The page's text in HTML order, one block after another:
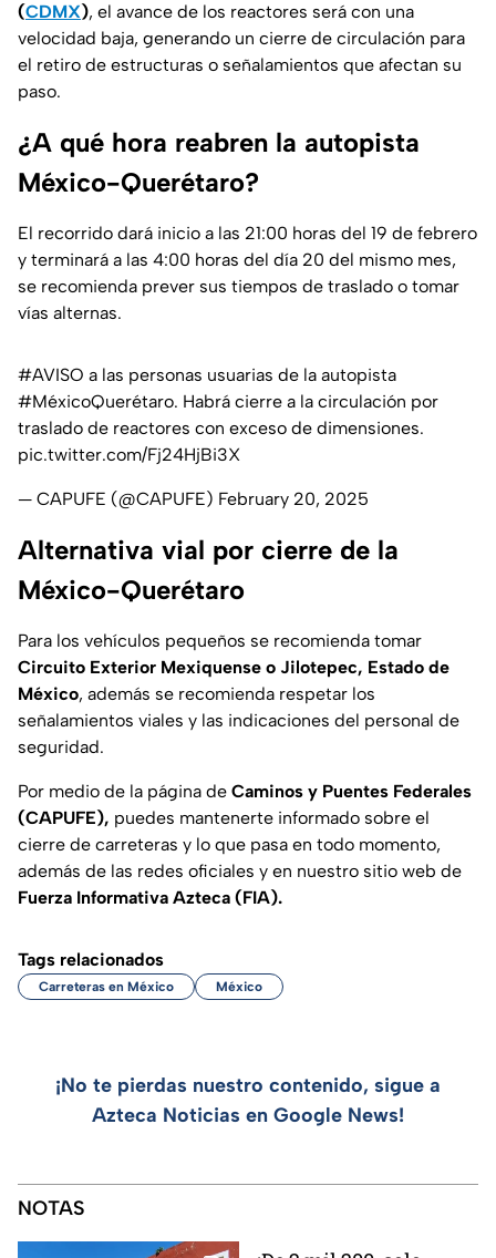
(CDMX), el avance de los reactores será con una
velocidad baja, generando un cierre de circulación para
el retiro de estructuras o señalamientos que afectan su
paso.
¿A qué hora reabren la autopista
México-Querétaro?
El recorrido dará inicio a las 21:00 horas del 19 de febrero
y terminará a las 4:00 horas del día 20 del mismo mes,
se recomienda prever sus tiempos de traslado o tomar
vías alternas.
#AVISO a las personas usuarias de la autopista
#MéxicoQuerétaro. Habrá cierre a la circulación por
traslado de reactores con exceso de dimensiones.
pic.twitter.com/Fj24HjBi3X
— CAPUFE (@CAPUFE) February 20, 2025
Alternativa vial por cierre de la
México-Querétaro
Para los vehículos pequeños se recomienda tomar
Circuito Exterior Mexiquense o Jilotepec, Estado de
México, además se recomienda respetar los
señalamientos viales y las indicaciones del personal de
seguridad.
Por medio de la página de Caminos y Puentes Federales
(CAPUFE), puedes mantenerte informado sobre el
cierre de carreteras y lo que pasa en todo momento,
además de las redes oficiales y en nuestro sitio web de
Fuerza Informativa Azteca (FIA).
Tags relacionados
Carreteras en México México
¡No te pierdas nuestro contenido, sigue a
Azteca Noticias en Google News!
NOTAS